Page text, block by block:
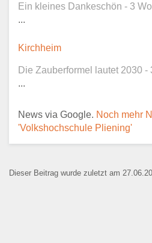
öffentlich sichtbar.
Ansprechpartner *
E-Mail*
Ein kleines Dankeschön - 3
...
Kirchheim
Die Zauberformel lautet 2030 -
...
News via Google. Noch mehr
'Volkshochschule Pliening'
Dieser Beitrag wurde zuletzt am